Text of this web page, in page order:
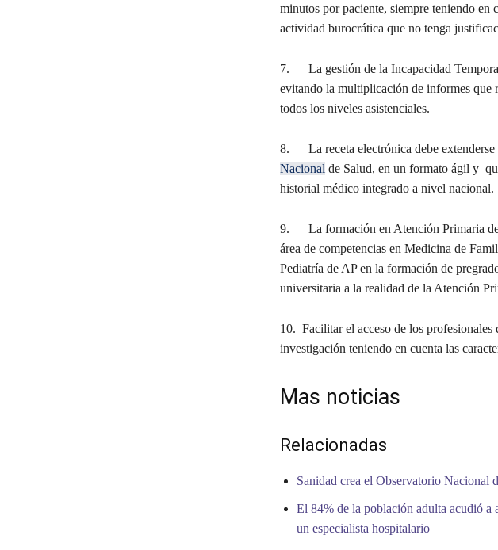
minutos por paciente, siempre teniendo
actividad burocrática que no tenga
7. La gestión de la Incapacidad
evitando la multiplicación de informes que
todos los niveles asistenciales.
8. La receta electrónica debe extenderse
Nacional de Salud, en un formato ágil y
historial médico integrado a nivel nacional.
9. La formación en Atención Primaria
área de competencias en Medicina de
Pediatría de AP en la formación de
universitaria a la realidad de la Atención
10. Facilitar el acceso de los
investigación teniendo en cuenta las
Mas noticias
Relacionadas
Sanidad crea el Observatorio Nacional
El 84% de la población adulta acudió
un especialista hospitalario